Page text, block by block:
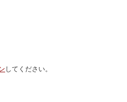
してください。